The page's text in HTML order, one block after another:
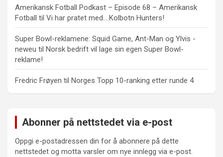
Amerikansk Fotball Podkast – Episode 68 – Amerikansk
Fotball til Vi har pratet med….Kolbotn Hunters!
Super Bowl-reklamene: Squid Game, Ant-Man og Ylvis -
neweu til Norsk bedrift vil lage sin egen Super Bowl-
reklame!
Fredric Frøyen til Norges Topp 10-ranking etter runde 4
Abonner på nettstedet via e-post
Oppgi e-postadressen din for å abonnere på dette
nettstedet og motta varsler om nye innlegg via e-post.